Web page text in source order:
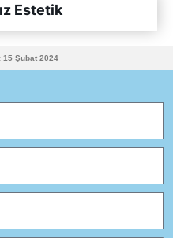
Estetik
15 Şubat 2024